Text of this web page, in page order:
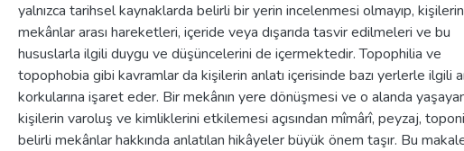
yalnızca tarihsel kaynaklarda belirli bir yerin incelenmesi olmayıp, kişilerin
mekânlar arası hareketleri, içeride veya dışarıda tasvir edilmeleri ve bu
hususlarla ilgili duygu ve düşüncelerini de içermektedir. Topophilia ve
topophobia gibi kavramlar da kişilerin anlatı içerisinde bazı yerlerle ilgili
korkularına işaret eder. Bir mekânın yere dönüşmesi ve o alanda
kişilerin varoluş ve kimliklerini etkilemesi açısından mîmârî, peyzaj,
belirli mekânlar hakkında anlatılan hikâyeler büyük önem taşır. Bu